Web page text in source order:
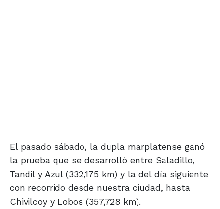
El pasado sábado, la dupla marplatense ganó
la prueba que se desarrolló entre Saladillo,
Tandil y Azul (332,175 km) y la del día siguiente
con recorrido desde nuestra ciudad, hasta
Chivilcoy y Lobos (357,728 km).